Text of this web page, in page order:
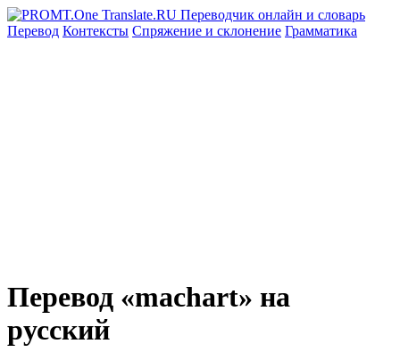
Перевод Контексты Спряжение и склонение Грамматика
Перевод «machart» на
русский